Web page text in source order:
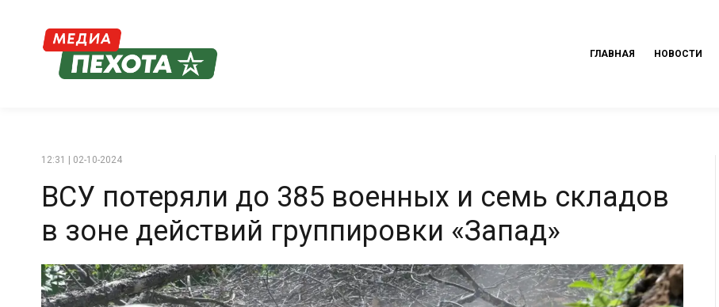
ГЛАВНАЯ НОВОСТИ
12:31 | 02-10-2024
ВСУ потеряли до 385 военных и семь складов
в зоне действий группировки «Запад»